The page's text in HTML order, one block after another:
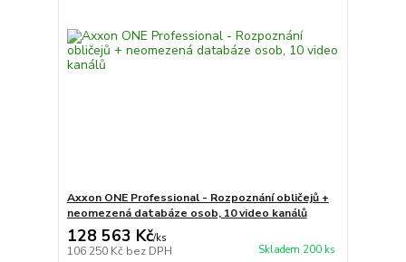
Axxon ONE Professional - Rozpoznání obličejů +
neomezená databáze osob, 10 video kanálů
128 563 Kč/ks
106 250 Kč bez DPH Skladem 200 ks